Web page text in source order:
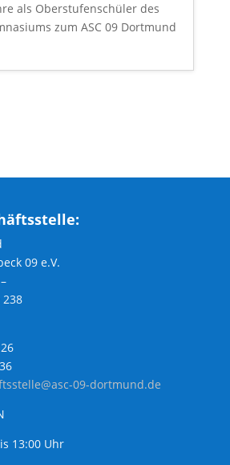
als Oberstufenschüler des
zum ASC 09 Dortmund
09 e.V.
09-dortmund.de
13:00 Uhr